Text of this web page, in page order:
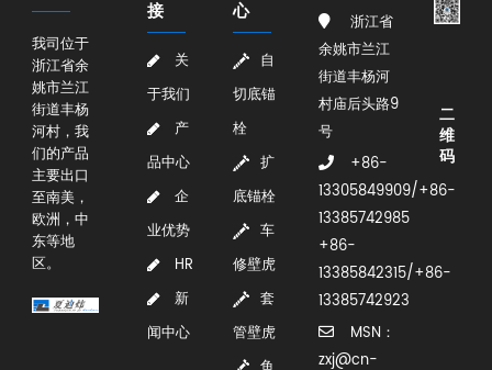
我司位于
浙江省余
姚市兰江
街道丰杨
河村，我
们的产品
主要出口
至南美，
欧洲，中
东等地
区。
接
关
于我们
产
品中心
企
业优势
HR
新
闻中心
心
自
切底锚
栓
扩
底锚栓
车
修壁虎
套
管壁虎
浙江省
余姚市兰江
街道丰杨河
村庙后头路9
号
+86-
13305849909/+86-
13385742985
+86-
13385842315/+86-
13385742923
MSN：
zxj@cn-
二
维
码